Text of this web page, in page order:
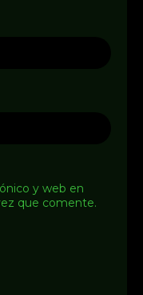
y web en
que comente.